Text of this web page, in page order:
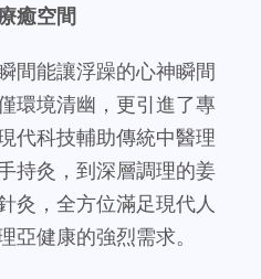
癒空間
間能讓浮躁的心神瞬間
環境清幽，更引進了專
代科技輔助傳統中醫理
持灸，到深層調理的姜
灸，全方位滿足現代人
亞健康的強烈需求。